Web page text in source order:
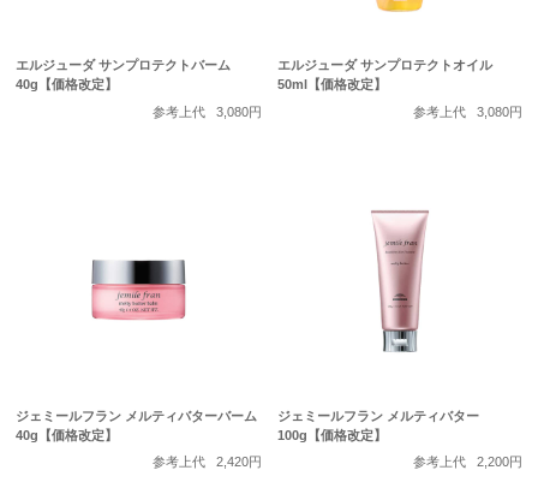
エルジューダ サンプロテクトバーム
40g【価格改定】
参考上代
3,080円
エルジューダ サンプロテクトオイル
50ml【価格改定】
参考上代
3,080円
ジェミールフラン メルティバターバーム
40g【価格改定】
参考上代
2,420円
ジェミールフラン メルティバター
100g【価格改定】
参考上代
2,200円